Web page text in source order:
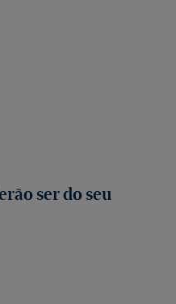
ser do seu